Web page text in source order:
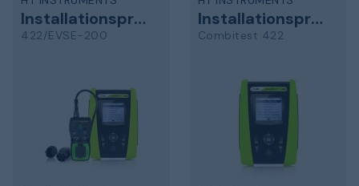
Installationsprovare
422/EVSE-200
Installationsprovare
Combitest 422